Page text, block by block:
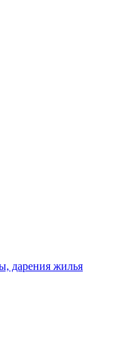
дарения жилья